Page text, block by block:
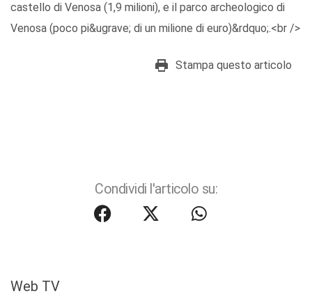
castello di Venosa (1,9 milioni), e il parco archeologico di
Venosa (poco pi&ugrave; di un milione di euro)&rdquo;.<br />
Stampa questo articolo
Condividi l'articolo su:
Web TV